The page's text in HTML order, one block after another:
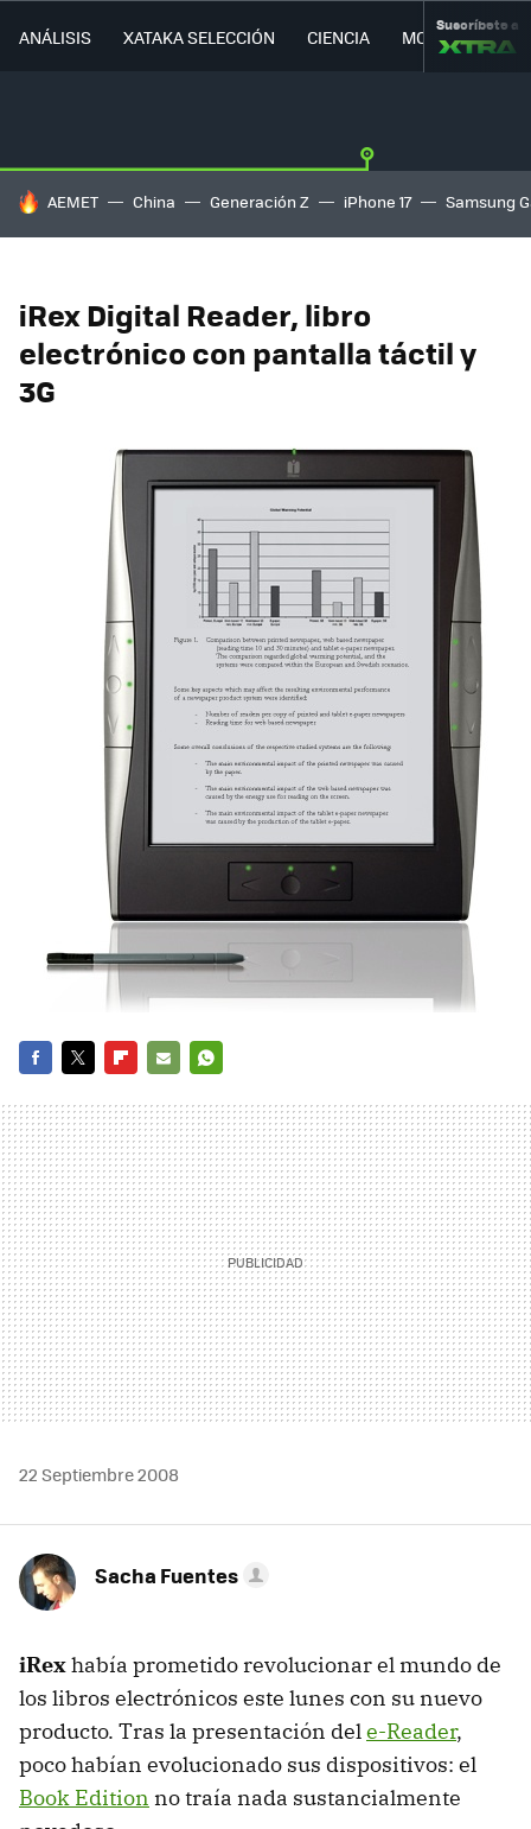
ANÁLISIS XATAKA SELECCIÓN CIENCIA MOVILIDAD
Suscríbete a
HOY SE HABLA DE
AEMET China Generación Z iPhone 17 Samsung
iRex Digital Reader, libro
electrónico con pantalla táctil y
3G
MAIL
22 Septiembre 2008
Sacha Fuentes
iRexhabía prometido revolucionar el mundo de
los libros electrónicos este lunes con su nuevo
producto. Tras la presentación dele-Reader,
poco habían evolucionado sus dispositivos: el
Book Edition no traía nada sustancialmente